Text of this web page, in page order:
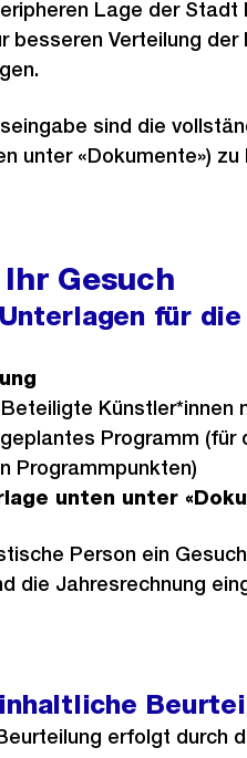
Lage der Stadt
besseren Verteilung
sind die
unter «Dokumente»)
Gesuch
für
Beteiligte Künstler*innen
Programm (für
Programmpunkten)
unten unter
Person ein
die Jahresrechnung
erfolgt durch